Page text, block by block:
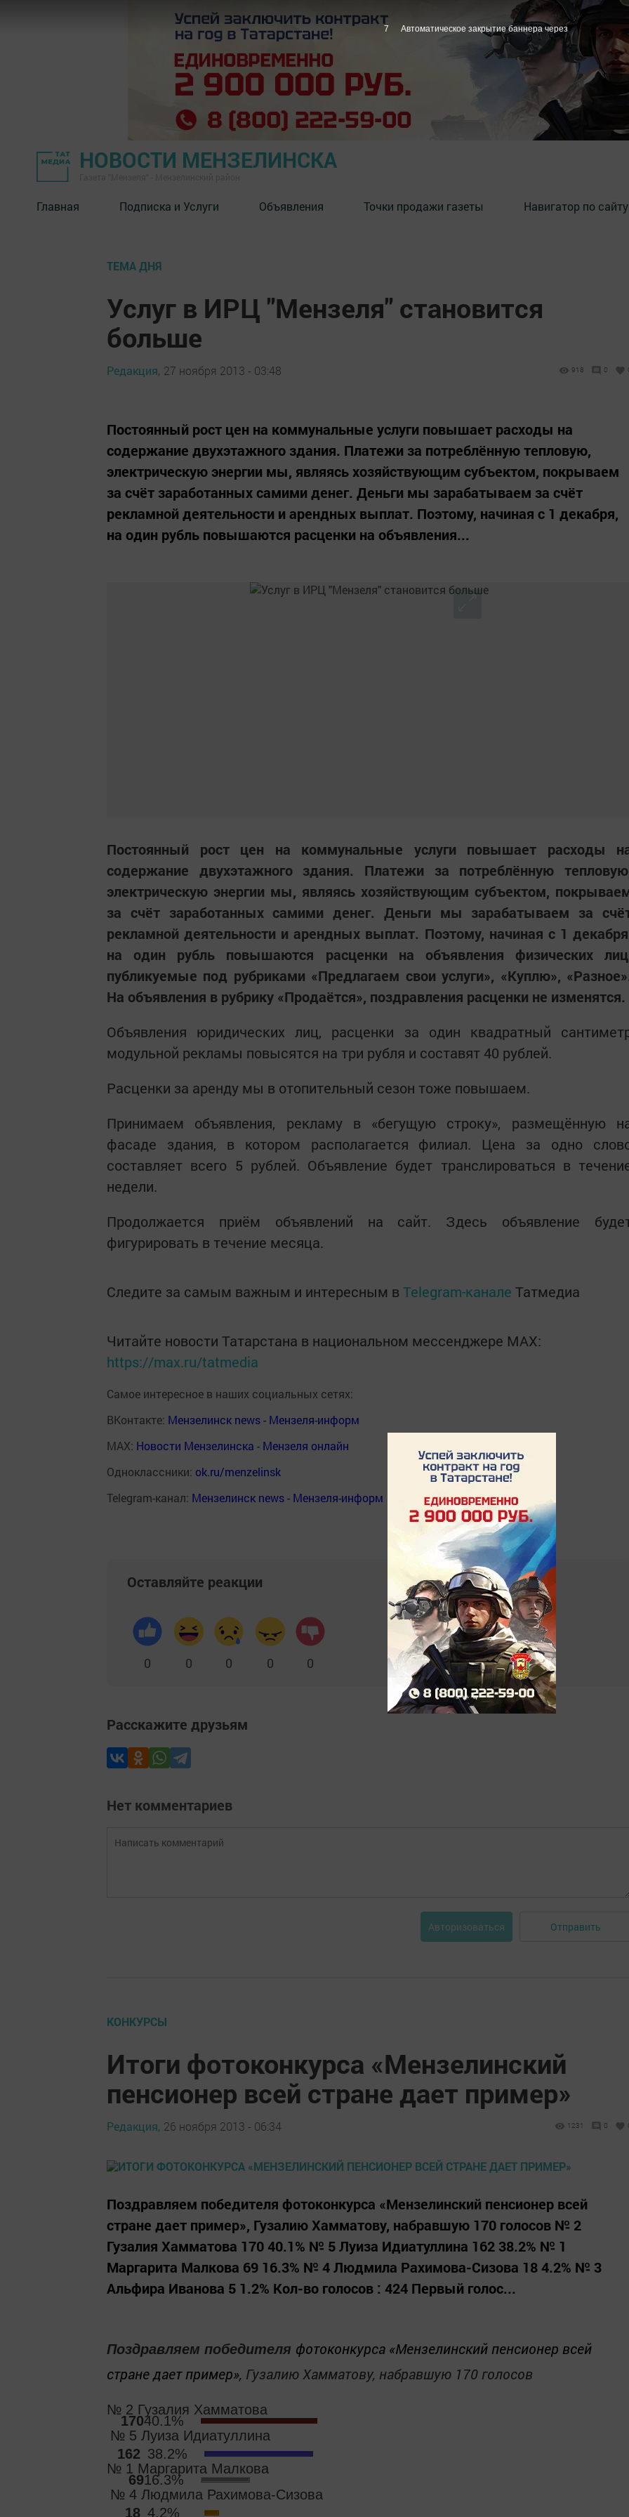
НОВОСТИ МЕНЗЕЛИНСКА
Главная Подписка и Услуги Объявления Точки продажи газеты Навигатор по сайту
ТЕМА ДНЯ
Услуг в ИРЦ "Мензеля" становится
больше
Редакция, 27 ноября 2013 - 03:48 918 0
Постоянный рост цен на коммунальные услуги повышает расходы на
содержание двухэтажного здания. Платежи за потреблённую тепловую,
электрическую энергии мы, являясь хозяйствующим субъектом, покрываем
за счёт заработанных самими денег. Деньги мы зарабатываем за счёт
рекламной деятельности и арендных выплат. Поэтому, начиная с 1 декабря,
на один рубль повышаются расценки на объявления...
Постоянный рост цен на коммунальные услуги повышает расходы
содержание двухэтажного здания. Платежи за потреблённую
электрическую энергии мы, являясь хозяйствующим субъектом,
за счёт заработанных самими денег. Деньги мы зарабатываем за
рекламной деятельности и арендных выплат. Поэтому, начиная с 1
на один рубль повышаются расценки на объявления физических
публикуемые под рубриками «Предлагаем свои услуги», «Куплю»,
На объявления в рубрику «Продаётся», поздравления расценки не изменятся.
Объявления юридических лиц, расценки за один квадратный
модульной рекламы повысятся на три рубля и составят 40 рублей.
Расценки за аренду мы в отопительный сезон тоже повышаем.
Принимаем объявления, рекламу в «бегущую строку», размещённую
фасаде здания, в котором располагается филиал. Цена за одно
составляет всего 5 рублей. Объявление будет транслироваться в
недели.
Продолжается приём объявлений на сайт. Здесь объявление
фигурировать в течение месяца.
Следите за самым важным и интересным в Telegram-канале Татмедиа
Читайте новости Татарстана в национальном мессенджере MАХ:
https://max.ru/tatmedia
Самое интересное в наших социальных сетях:
ВКонтакте: Мензелинск news - Мензеля-информ
MAX: Новости Мензелинска - Мензеля онлайн
Одноклассники: ok.ru/menzelinsk
Telegram-канал: Мензелинск news - Мензеля-информ
Оставляйте реакции
0 0 0 0 0
Расскажите друзьям
Нет комментариев
Авторизоваться Отправить
КОНКУРСЫ
Итоги фотоконкурса «Мензелинский
пенсионер всей стране дает пример»
Редакция, 26 ноября 2013 - 06:34 1231 0
Поздравляем победителя фотоконкурса «Мензелинский пенсионер всей
стране дает пример», Гузалию Хамматову, набравшую 170 голосов № 2
Гузалия Хамматова 170 40.1% № 5 Луиза Идиатуллина 162 38.2% № 1
Маргарита Малкова 69 16.3% № 4 Людмила Рахимова-Сизова 18 4.2% № 3
Альфира Иванова 5 1.2% Кол-во голосов : 424 Первый голос...
Поздравляем победителя фотоконкурса «Мензелинский пенсионер всей
стране дает пример», Гузалию Хамматову, набравшую 170 голосов
№ 2 Гузалия Хамматова
17040.1%
№ 5 Луиза Идиатуллина
162 38.2%
№ 1 Маргарита Малкова
6916.3%
№ 4 Людмила Рахимова-Сизова
18 4.2%
6 Автоматическое закрытие баннера через